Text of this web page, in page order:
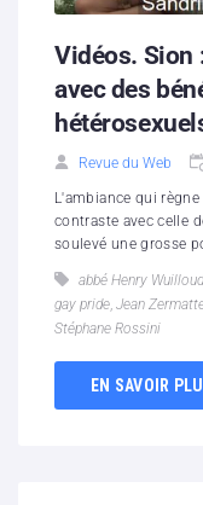
Vidéos. Sion
avec des
Revue du Web
L'ambiance qui
contraste avec celle
soulevé une grosse
abbé Henry Wuilloud
gay pride, Jean
Stéphane Rossini
EN SAVOIR